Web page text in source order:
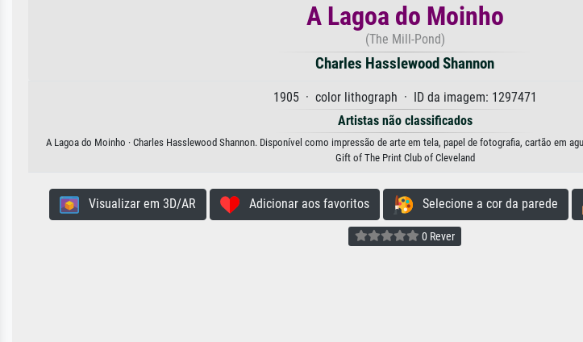
A Lagoa do Moinho
(The Mill-Pond)
Charles Hasslewood Shannon
1905 · color lithograph · ID da imagem: 1297471
Artistas não classificados
A Lagoa do Moinho · Charles Hasslewood Shannon. Disponível como impressão de arte em tela, papel de fotografia, cartão em
Gift of The Print Club of Cleveland
Visualizar em 3D/AR Adicionar aos favoritos Selecione a cor da parede
0 Rever